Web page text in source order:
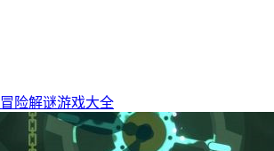
冒险解谜游戏大全